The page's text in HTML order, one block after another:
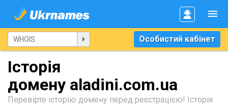
Особистий кабінет
Історія
домену aladini.com.ua
Перевірте історію домену перед реєстрацією! Історія